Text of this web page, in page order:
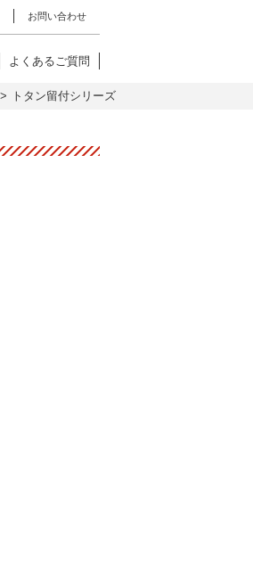
お問い合わせ
よくあるご質問
トタン留付シリーズ